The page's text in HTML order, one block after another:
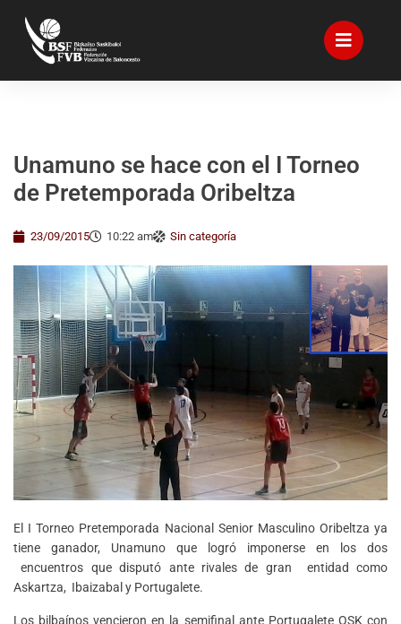
Unamuno se hace con el I Torneo
de Pretemporada Oribeltza
23/09/2015 10:22 am Sin categoría
El I Torneo Pretemporada Nacional Senior Masculino Oribeltza ya
tiene ganador, Unamuno que logró imponerse en los dos
encuentros que disputó ante rivales de gran entidad como
Askartza, Ibaizabal y Portugalete.
Los bilbaínos vencieron en la semifinal ante Portugalete OSK con